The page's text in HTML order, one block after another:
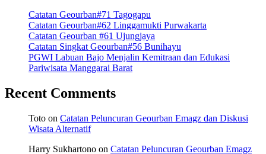
Catatan Geourban#71 Tagogapu
Catatan Geourban#62 Linggamukti Purwakarta
Catatan Geourban #61 Ujungjaya
Catatan Singkat Geourban#56 Bunihayu
PGWI Labuan Bajo Menjalin Kemitraan dan Edukasi
Pariwisata Manggarai Barat
Recent Comments
Toto on Catatan Peluncuran Geourban Emagz dan Diskusi
Wisata Alternatif
Harry Sukhartono on Catatan Peluncuran Geourban Emagz